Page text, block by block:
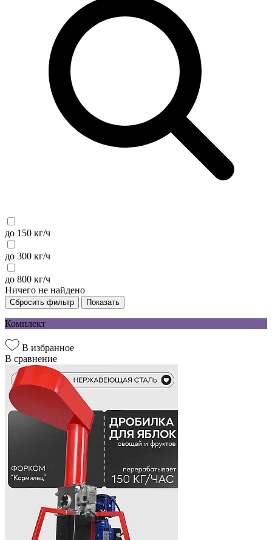
до 150 кг/ч
до 300 кг/ч
до 800 кг/ч
Ничего не найдено
Сбросить фильтр Показать
Комплект
В избранное
В сравнение